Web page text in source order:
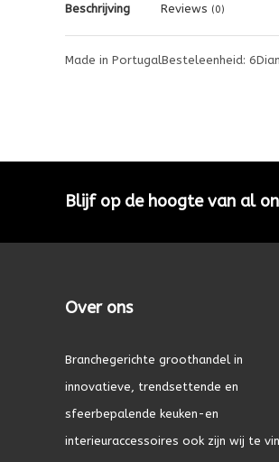
Beschrijving Reviews (0)
Made in PortugalBesteleenheid:
Blijf op de hoogte van al
Over ons
Branchegerichte groothandel in
innovatieve, trendsettende en
sfeerbepalende keuken-en
interieuraccessoires ook zijn wij te